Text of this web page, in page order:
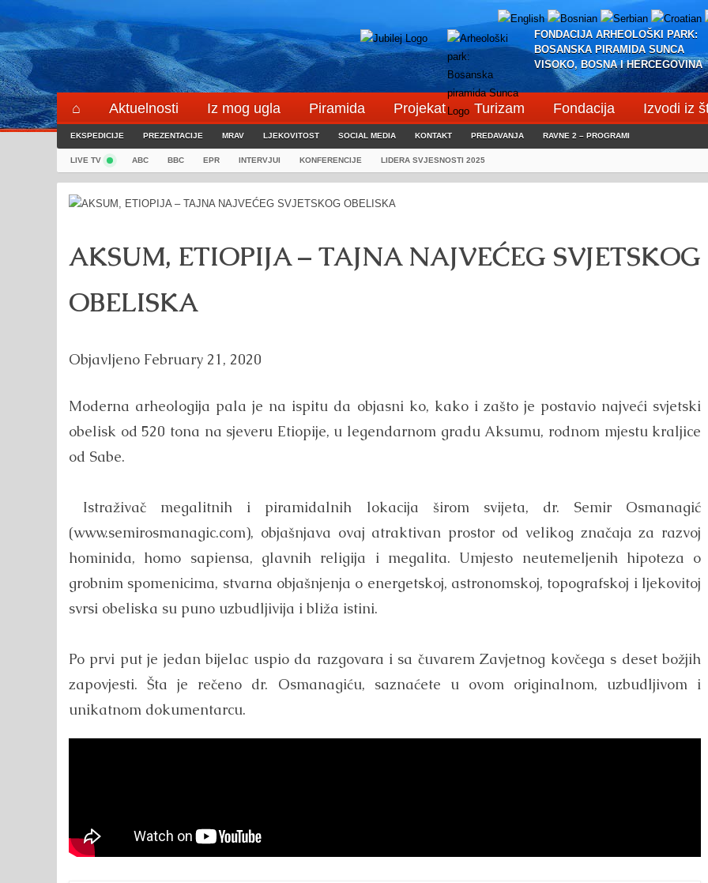
Skip
to
content
FONDACIJA ARHEOLOŠKI PARK:
BOSANSKA PIRAMIDA SUNCA
VISOKO, BOSNA I HERCEGOVINA
⌂ Aktuelnosti Iz mog ugla Piramida Projekat Turizam Fondacija Izvodi iz
Blogeri
⌖
EKSPEDICIJE PREZENTACIJE MRAV LJEKOVITOST SOCIAL MEDIA KONTAKT PREDAVANJA RAVNE 2 – PROGRAMI
LIVE TV ABC BBC EPR INTERVJUI KONFERENCIJE LIDERA SVJESNOSTI 2025
AKSUM, ETIOPIJA – TAJNA NAJVEĆEG SVJETSKOG
OBELISKA
Objavljeno February 21, 2020
Moderna arheologija pala je na ispitu da objasni ko, kako i zašto je postavio najveći svjetski
obelisk od 520 tona na sjeveru Etiopije, u legendarnom gradu Aksumu, rodnom mjestu kraljice
od Sabe.
Istraživač megalitnih i piramidalnih lokacija širom svijeta, dr. Semir Osmanagić
(www.semirosmanagic.com), objašnjava ovaj atraktivan prostor od velikog značaja za razvoj
hominida, homo sapiensa, glavnih religija i megalita. Umjesto neutemeljenih hipoteza o
grobnim spomenicima, stvarna objašnjenja o energetskoj, astronomskoj, topografskoj i ljekovitoj
svrsi obeliska su puno uzbudljivija i bliža istini.
Po prvi put je jedan bijelac uspio da razgovara i sa čuvarem Zavjetnog kovčega s deset božjih
zapovjesti. Šta je rečeno dr. Osmanagiću, saznaćete u ovom originalnom, uzbudljivom i
unikatnom dokumentarcu.